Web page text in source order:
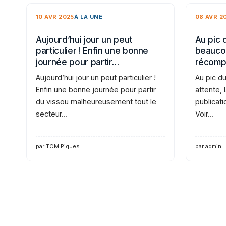
10 AVR 2025À LA UNE
Aujourd’hui jour un peut
particulier ! Enfin une bonne
journée pour partir…
Aujourd’hui jour un peut particulier !
Enfin une bonne journée pour partir
du vissou malheureusement tout le
secteur…
par TOM Piques
08 AVR
Au pic
Au pic
attente,
Voir…
par admin